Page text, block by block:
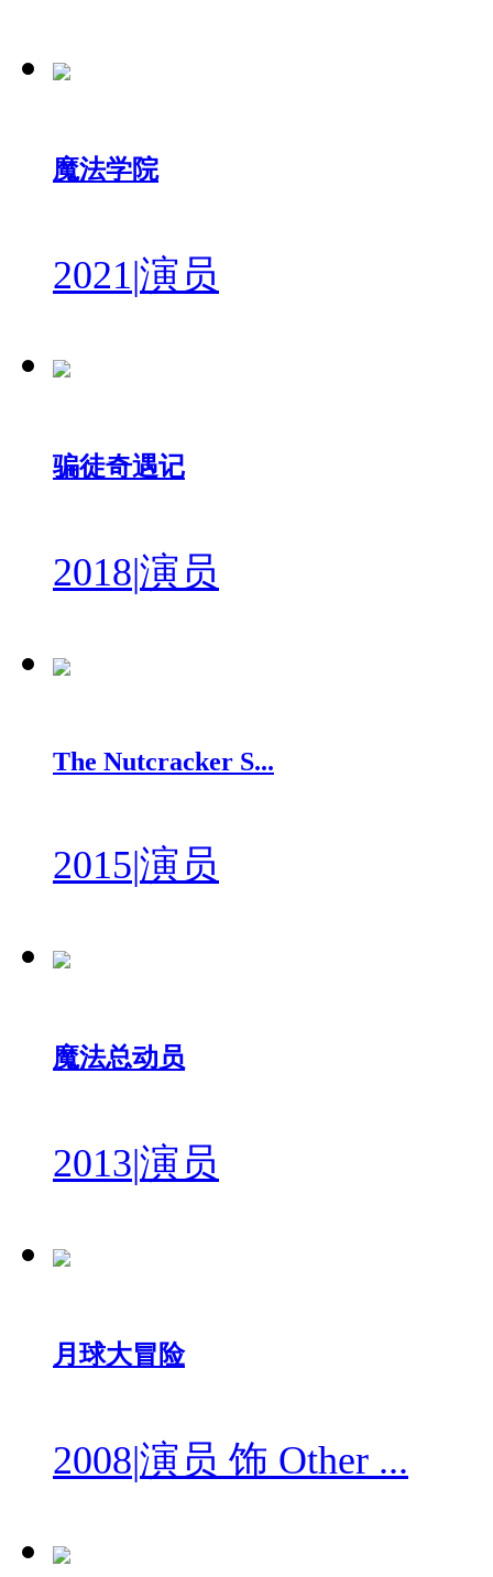
魔法学院
2021|演员
骗徒奇遇记
2018|演员
The Nutcracker S...
2015|演员
魔法总动员
2013|演员
月球大冒险
2008|演员 饰 Other ...